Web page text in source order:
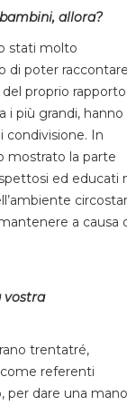
allora?
stati molto
di poter raccontare
proprio rapporto
i più grandi, hanno
In
mostrato la parte
ed educati
a causa
vostra
trentatré,
referenti
per dare una mano